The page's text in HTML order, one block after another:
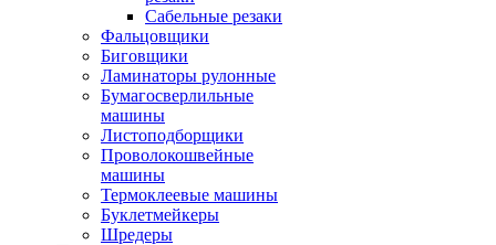
Сабельные резаки
Фальцовщики
Биговщики
Ламинаторы рулонные
Бумагосверлильные
машины
Листоподборщики
Проволокошвейные
машины
Термоклеевые машины
Буклетмейкеры
Шредеры